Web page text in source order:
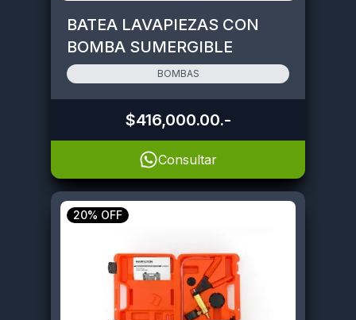
BATEA LAVAPIEZAS CON
BOMBA SUMERGIBLE
BOMBAS
$416,000.00.-
Consultar
20% OFF